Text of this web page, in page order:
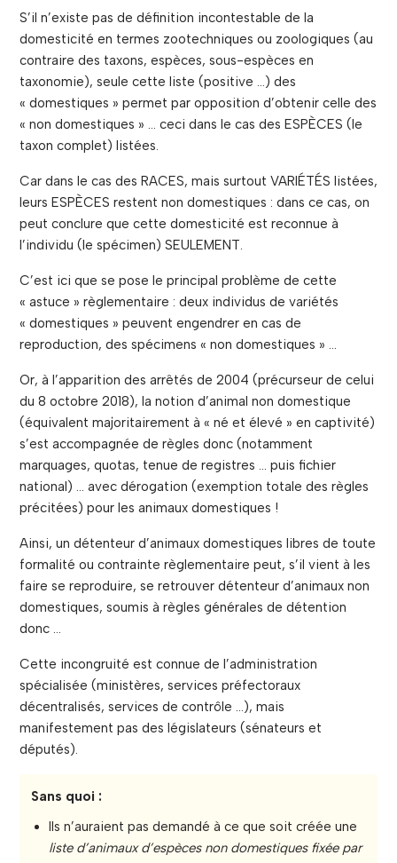
S’il n’existe pas de définition incontestable de la
domesticité en termes zootechniques ou zoologiques (au
contraire des taxons, espèces, sous-espèces en
taxonomie), seule cette liste (positive …) des
« domestiques » permet par opposition d’obtenir celle des
« non domestiques » … ceci dans le cas des ESPÈCES (le
taxon complet) listées.
Car dans le cas des RACES, mais surtout VARIÉTÉS listées,
leurs ESPÈCES restent non domestiques : dans ce cas, on
peut conclure que cette domesticité est reconnue à
l’individu (le spécimen) SEULEMENT.
C’est ici que se pose le principal problème de cette
« astuce » règlementaire : deux individus de variétés
« domestiques » peuvent engendrer en cas de
reproduction, des spécimens « non domestiques » …
Or, à l’apparition des arrêtés de 2004 (précurseur de celui
du 8 octobre 2018), la notion d’animal non domestique
(équivalent majoritairement à « né et élevé » en captivité)
s’est accompagnée de règles donc (notamment
marquages, quotas, tenue de registres … puis fichier
national) … avec dérogation (exemption totale des règles
précitées) pour les animaux domestiques !
Ainsi, un détenteur d’animaux domestiques libres de toute
formalité ou contrainte règlementaire peut, s’il vient à les
faire se reproduire, se retrouver détenteur d’animaux non
domestiques, soumis à règles générales de détention
donc …
Cette incongruité est connue de l’administration
spécialisée (ministères, services préfectoraux
décentralisés, services de contrôle …), mais
manifestement pas des législateurs (sénateurs et
députés).
Sans quoi :
Ils n’auraient pas demandé à ce que soit créée une
liste d’animaux d’espèces non domestiques fixée par